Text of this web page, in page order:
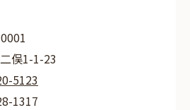
俣1-1-23
5123
1317